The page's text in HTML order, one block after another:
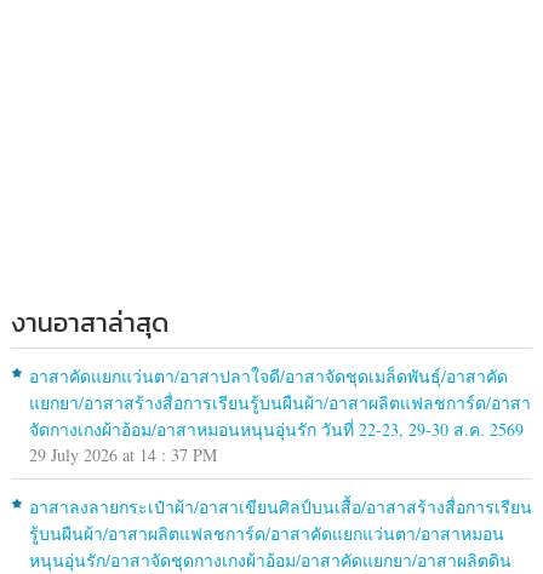
งานอาสาล่าสุด
อาสาคัดแยกแว่นตา/อาสาปลาใจดี/อาสาจัดชุดเมล็ดพันธุ์/อาสาคัด
แยกยา/อาสาสร้างสื่อการเรียนรู้บนผืนผ้า/อาสาผลิตแฟลชการ์ด/อาสา
จัดกางเกงผ้าอ้อม/อาสาหมอนหนุนอุ่นรัก วันที่ 22-23, 29-30 ส.ค. 2569
29 July 2026 at 14 : 37 PM
อาสาลงลายกระเป๋าผ้า/อาสาเขียนศิลป์บนเสื้อ/อาสาสร้างสื่อการเรียน
รู้บนผืนผ้า/อาสาผลิตแฟลชการ์ด/อาสาคัดแยกแว่นตา/อาสาหมอน
หนุนอุ่นรัก/อาสาจัดชุดกางเกงผ้าอ้อม/อาสาคัดแยกยา/อาสาผลิตดิน